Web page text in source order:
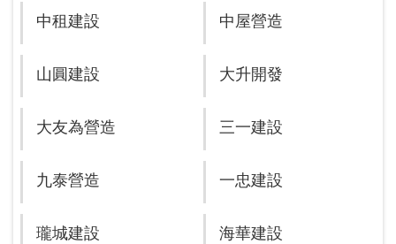
中租建設 中屋營造
山圓建設 大升開發
大友為營造 三一建設
九泰營造 一忠建設
瓏城建設 海華建設